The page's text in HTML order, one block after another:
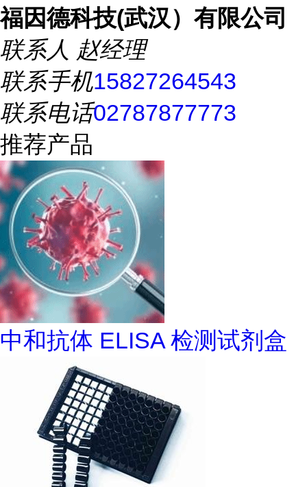
福因德科技(武汉）有限公司
联系人 赵经理
联系手机15827264543
联系电话02787877773
推荐产品
中和抗体 ELISA 检测试剂盒